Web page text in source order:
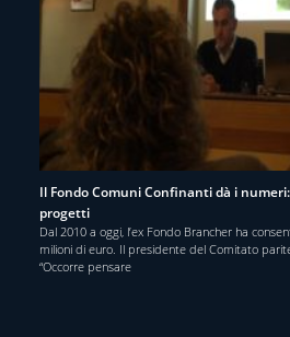
Il Fondo Comuni Confinanti dà i
progetti
Dal 2010 a oggi, l’ex Fondo Brancher ha
milioni di euro. Il presidente del Comitato
“Occorre pensare